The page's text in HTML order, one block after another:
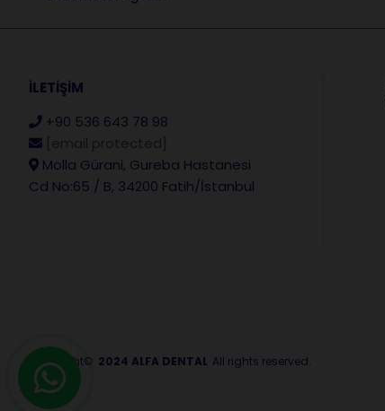
İLETİŞİM
+90 536 643 78 98
Molla Gürani, Gureba Hastanesi
Cd No:65 / B, 34200 Fatih/İstanbul
Copyright© 2024 ALFA DENTAL All rights reserved.